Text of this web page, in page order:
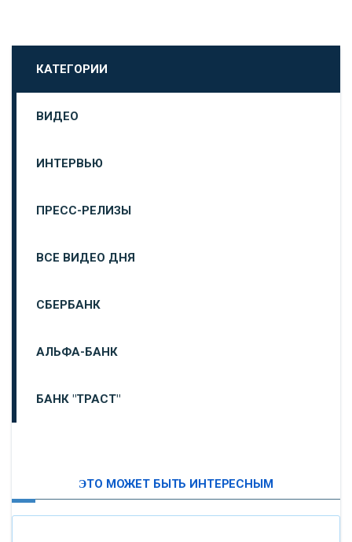
КАТЕГОРИИ
ВИДЕО
ИНТЕРВЬЮ
ПРЕСС-РЕЛИЗЫ
ВСЕ ВИДЕО ДНЯ
СБЕРБАНК
АЛЬФА-БАНК
БАНК "ТРАСТ"
ЭТО МОЖЕТ БЫТЬ ИНТЕРЕСНЫМ